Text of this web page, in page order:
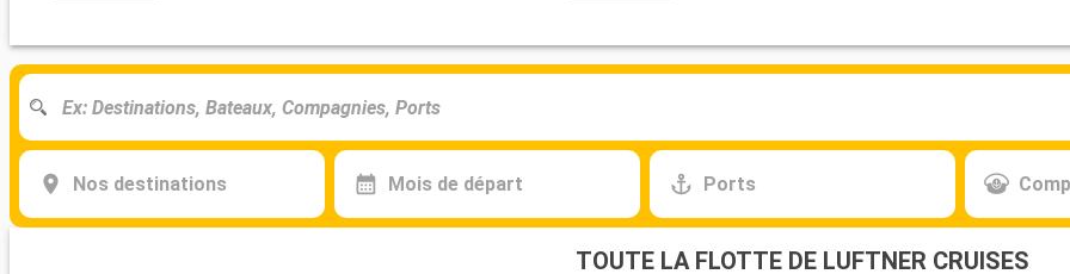
Nos destinations Mois de départ Ports
TOUTE LA FLOTTE DE LUFTNER CRUISES